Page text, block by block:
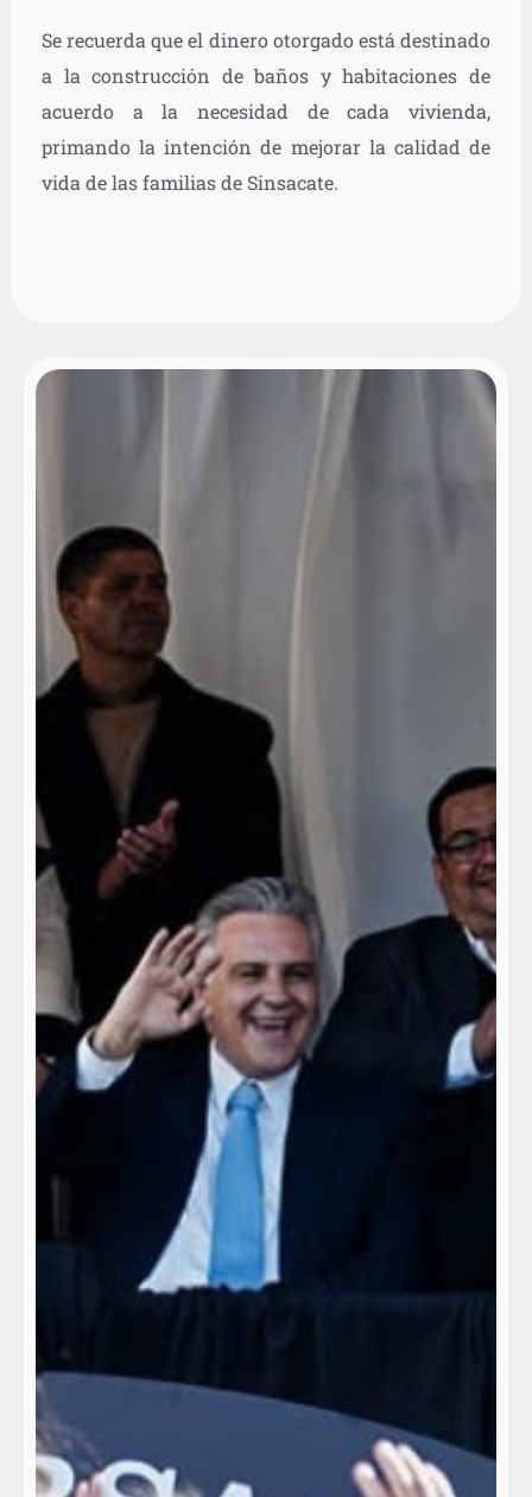
Se recuerda que el dinero otorgado está destinado
a la construcción de baños y habitaciones de
acuerdo a la necesidad de cada vivienda,
primando la intención de mejorar la calidad de
vida de las familias de Sinsacate.